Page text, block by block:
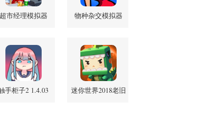
超市经理模拟器
物种杂交模拟器
手柜子2 1.4.03
迷你世界2018老旧